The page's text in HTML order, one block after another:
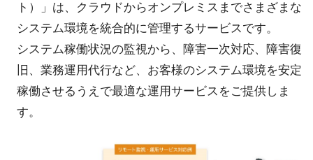
ト）」は、クラウドからオンプレミスまでさまざまな
システム環境を統合的に管理するサービスです。
システム稼働状況の監視から、障害一次対応、障害復
旧、業務運用代行など、お客様のシステム環境を安定
稼働させるうえで最適な運用サービスをご提供しま
す。